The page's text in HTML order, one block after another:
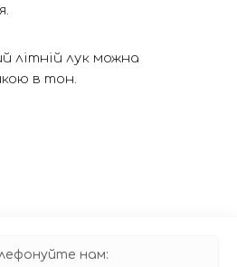
літній лук можна
в тон.
нам: